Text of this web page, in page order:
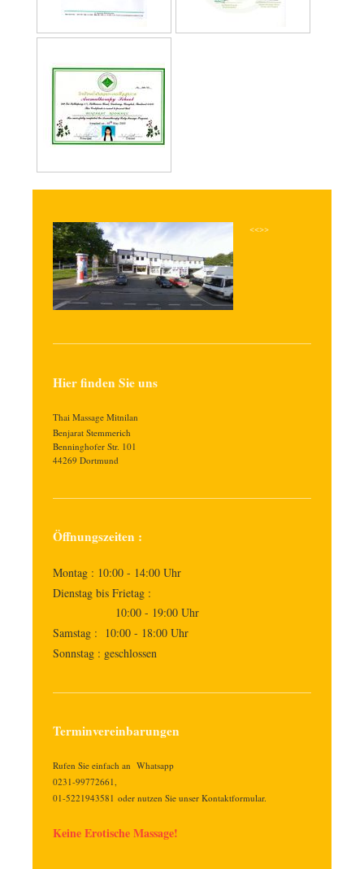
<<>>
Hier finden Sie uns
Thai Massage Mitnilan
Benjarat Stemmerich
Benninghofer Str. 101
44269 Dortmund
Öffnungszeiten :
Montag : 10:00 - 14:00 Uhr
Dienstag bis Frietag :
10:00 - 19:00 Uhr
Samstag : 10:00 - 18:00 Uhr
Sonnstag : geschlossen
Terminvereinbarungen
Rufen Sie einfach an Whatsapp
0231-99772661,
01-5221943581 oder nutzen Sie unser Kontaktformular.
Keine Erotische Massage!